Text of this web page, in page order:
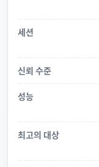
세션
신뢰 수준
성능
최고의 대상